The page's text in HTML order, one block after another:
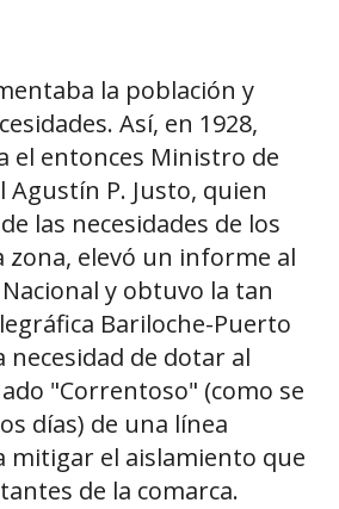
la población y
Así, en 1928,
el entonces Ministro de
Agustín P. Justo, quien
las necesidades de los
zona, elevó un informe al
y obtuvo la tan
Bariloche-Puerto
necesidad de dotar al
"Correntoso" (como se
días) de una línea
mitigar el aislamiento que
de la comarca.